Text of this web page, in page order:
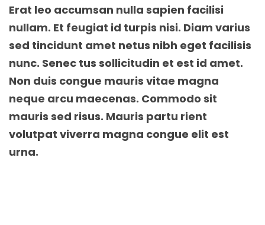
Erat leo accumsan nulla sapien facilisi
nullam. Et feugiat id turpis nisi. Diam varius
sed tincidunt amet netus nibh eget facilisis
nunc. Senec tus sollicitudin et est id amet.
Non duis congue mauris vitae magna
neque arcu maecenas. Commodo sit
mauris sed risus. Mauris partu rient
volutpat viverra magna congue elit est
urna.